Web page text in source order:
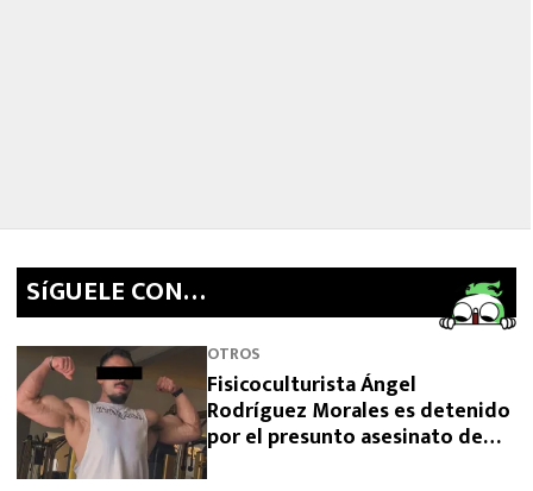
SíGUELE CON…
OTROS
Fisicoculturista Ángel
Rodríguez Morales es detenido
por el presunto asesinato de